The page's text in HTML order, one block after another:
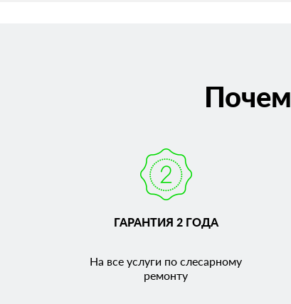
ГАРАНТИЯ 2 ГОДА
На все услуги по слесарному
ремонту